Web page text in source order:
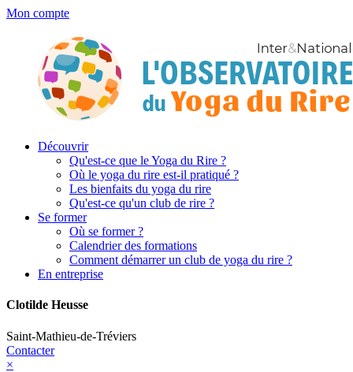
Mon compte
Découvrir
Qu'est-ce que le Yoga du Rire ?
Où le yoga du rire est-il pratiqué ?
Les bienfaits du yoga du rire
Qu'est-ce qu'un club de rire ?
Se former
Où se former ?
Calendrier des formations
Comment démarrer un club de yoga du rire ?
En entreprise
Clotilde Heusse
Saint-Mathieu-de-Tréviers
Contacter
×